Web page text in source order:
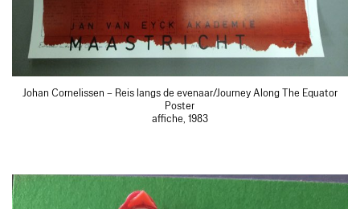
Johan Cornelissen – Reis langs de evenaar/Journey Along The Equator
Poster
affiche, 1983